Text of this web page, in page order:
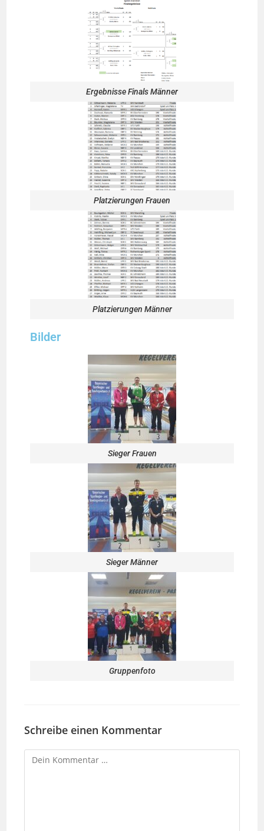
Ergebnisse Finals Männer
Platzierungen Frauen
Platzierungen Männer
Bilder
Sieger Frauen
Sieger Männer
Gruppenfoto
Schreibe einen Kommentar